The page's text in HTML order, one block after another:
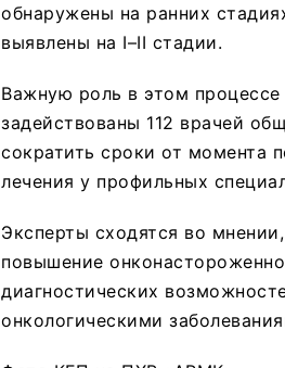
обнаружены на ранних
выявлены на I–II стадии.
Важную роль в этом процессе
задействованы 112 врачей
сократить сроки от момента
лечения у профильных
Эксперты сходятся во
повышение
диагностических
онкологическими